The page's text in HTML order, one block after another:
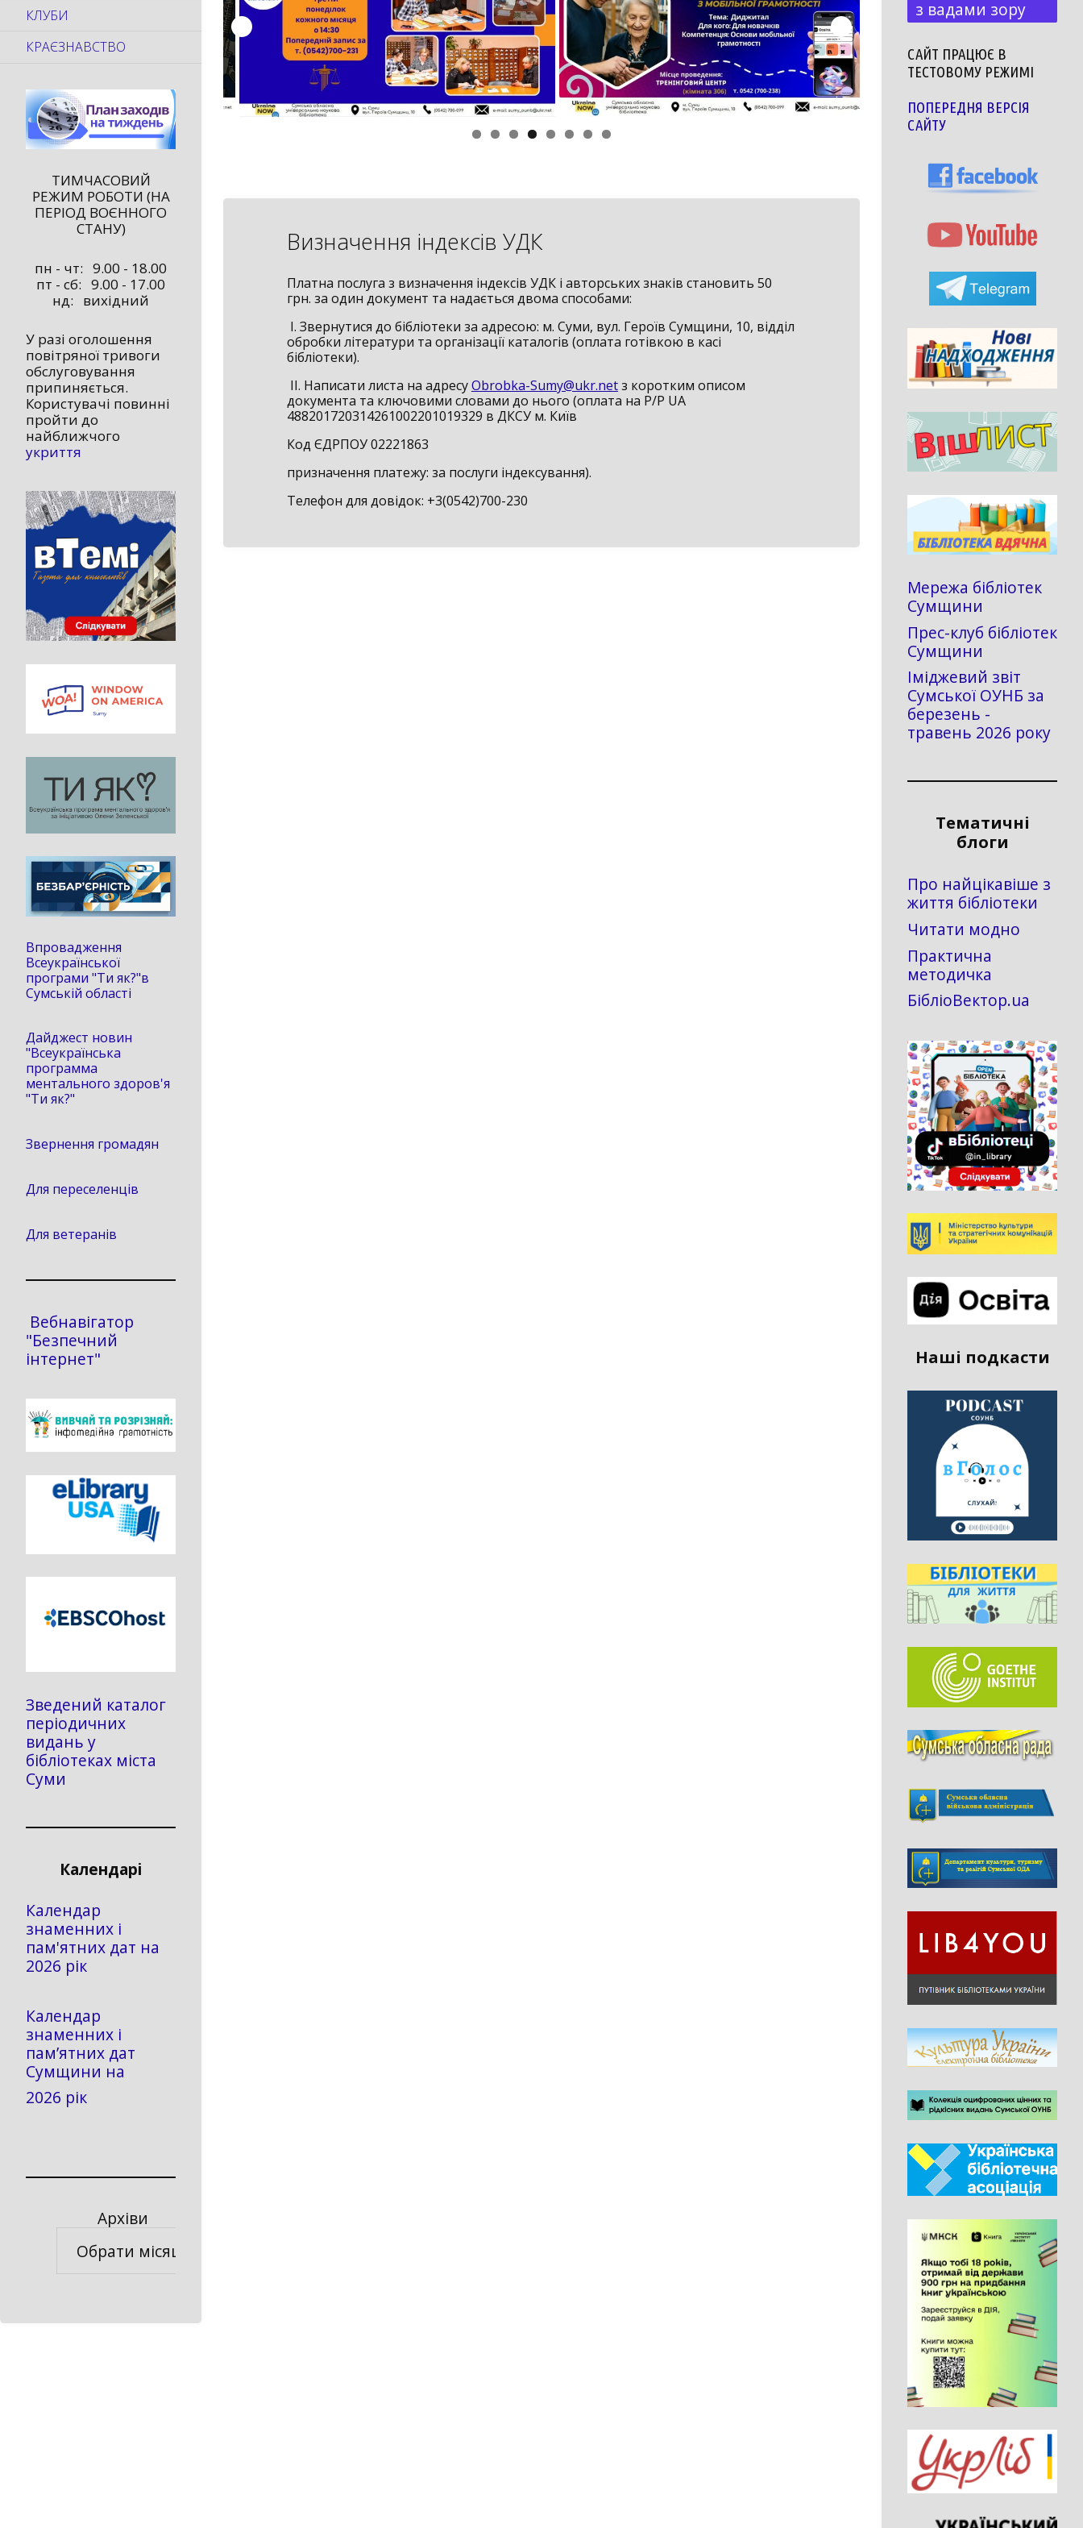
Визначення індексів УДК
Платна послуга з визначення індексів УДК і авторських знаків становить 50
грн. за один документ та надається двома способами:
I. Звернутися до бібліотеки за адресою: м. Суми, вул. Героїв Сумщини, 10, відділ
обробки літератури та організації каталогів (оплата готівкою в касі
бібліотеки).
II. Написати листа на адресуObrobka-Sumy@ukr.netз коротким описом
документа та ключовими словами до нього (оплата на P/P UA
488201720314261002201019329 в ДКСУ м. Київ
Код ЄДРПОУ 02221863
призначення платежу: за послуги індексування).
Телефон для довідок: +3(0542)700-230
КЛУБИ
КРАЄЗНАВСТВО
ТИМЧАСОВИЙ
РЕЖИМ РОБОТИ (НА
ПЕРІОД ВОЄННОГО
СТАНУ)
пн - чт: 9.00 - 18.00
пт - сб: 9.00 - 17.00
нд: вихідний
У разі оголошення
повітряної тривоги
обслуговування
припиняється.
Користувачі повинні
пройти до
найближчого
укриття
Впровадження
Всеукраїнської
програми "Ти як?"в
Сумській області
Дайджест новин
"Всеукраїнська
программа
ментального здоров'я
"Ти як?"
Звернення громадян
Для переселенців
Для ветеранів
Вебнавігатор
"Безпечний
інтернет"
Зведений каталог
періодичних
видань у
бібліотеках міста
Суми
Календарі
Календар
знаменних і
пам'ятних дат на
2026 рік
Календар
знаменних і
пам’ятних дат
Сумщини на
2026 рік
Архіви
з вадами зору
САЙТ ПРАЦЮЄ В
ТЕСТОВОМУ РЕЖИМІ
ПОПЕРЕДНЯ ВЕРСІЯ
САЙТУ
Мережа бібліотек
Сумщини
Прес-клуб бібліотек
Сумщини
Іміджевий звіт
Сумської ОУНБ за
березень -
травень 2026 року
Тематичні
блоги
Про найцікавіше з
життя бібліотеки
Читати модно
Практична
методичка
БібліоВектор.ua
Наші подкасти